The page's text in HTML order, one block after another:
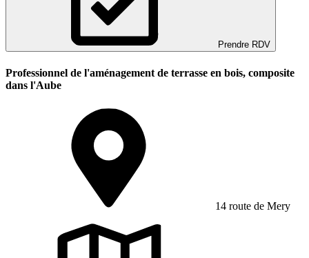
Prendre RDV
Professionnel de l'aménagement de terrasse en bois, composite
dans l'Aube
14 route de Mery